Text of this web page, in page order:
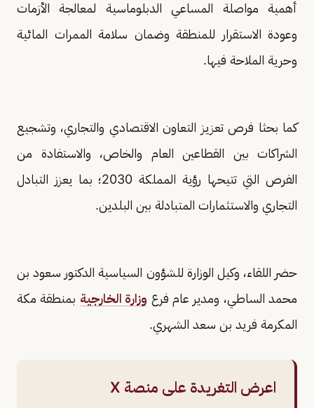
أهمية مواصلة المساعي الدبلوماسية لمعالجة الأزمات
وعودة الاستقرار للمنطقة وضمان سلامة الممرات المائية
وحرية الملاحة فيها.
كما بحثا فرص تعزيز التعاون الاقتصادي والتجاري، وتشجيع
الشراكات بين القطاعين العام والخاص، والاستفادة من
الفرص التي تتيحها رؤية المملكة 2030؛ بما يعزز التبادل
التجاري والاستثمارات المتبادلة بين البلدين.
حضر اللقاء، وكيل الوزارة للشؤون السياسية الدكتور سعود بن
محمد الساطي، ومدير عام فرع وزارة الخارجية بمنطقة مكة
المكرمة فريد بن سعد الشهري.
اعرض التغريدة على منصة X